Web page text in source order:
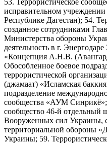
исправительном
Республике Дагестан); 54.
созданное сотрудниками
Министерства обороны
деятельность в г.
«Концепция А.Н.В.
Обособленное боевое
террористической
(джамаат) «Исламская
подразделение
сообщества «АУМ Синрикё»;
сообщество 46-й отдельный
Вооруженных сил Украины,
территориальной обороны
Украины; 59.